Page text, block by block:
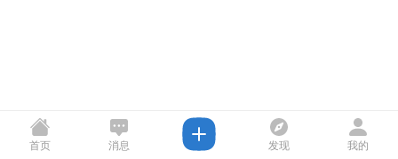
首页 消息 发现 我的